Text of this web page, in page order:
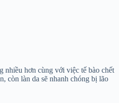
nhiều hơn cùng với việc tế bào chết
còn làn da sẽ nhanh chóng bị lão